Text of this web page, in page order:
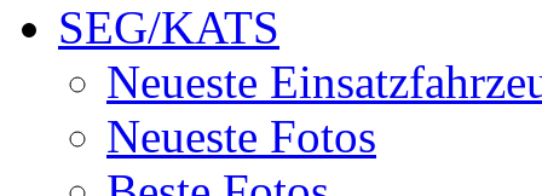
SEG/KATS
Neueste
Neueste Fotos